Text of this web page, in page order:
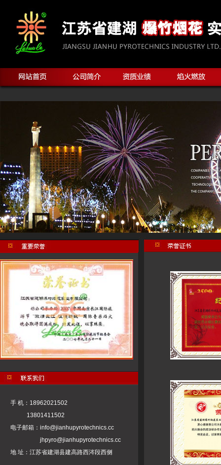
手 机：18962021502
13801411502
电子邮箱： info@jianhupyrotechnics.cc
jhpyro@jianhupyrotechnics.cc
地 址：江苏省建湖县建高路西涔段西侧